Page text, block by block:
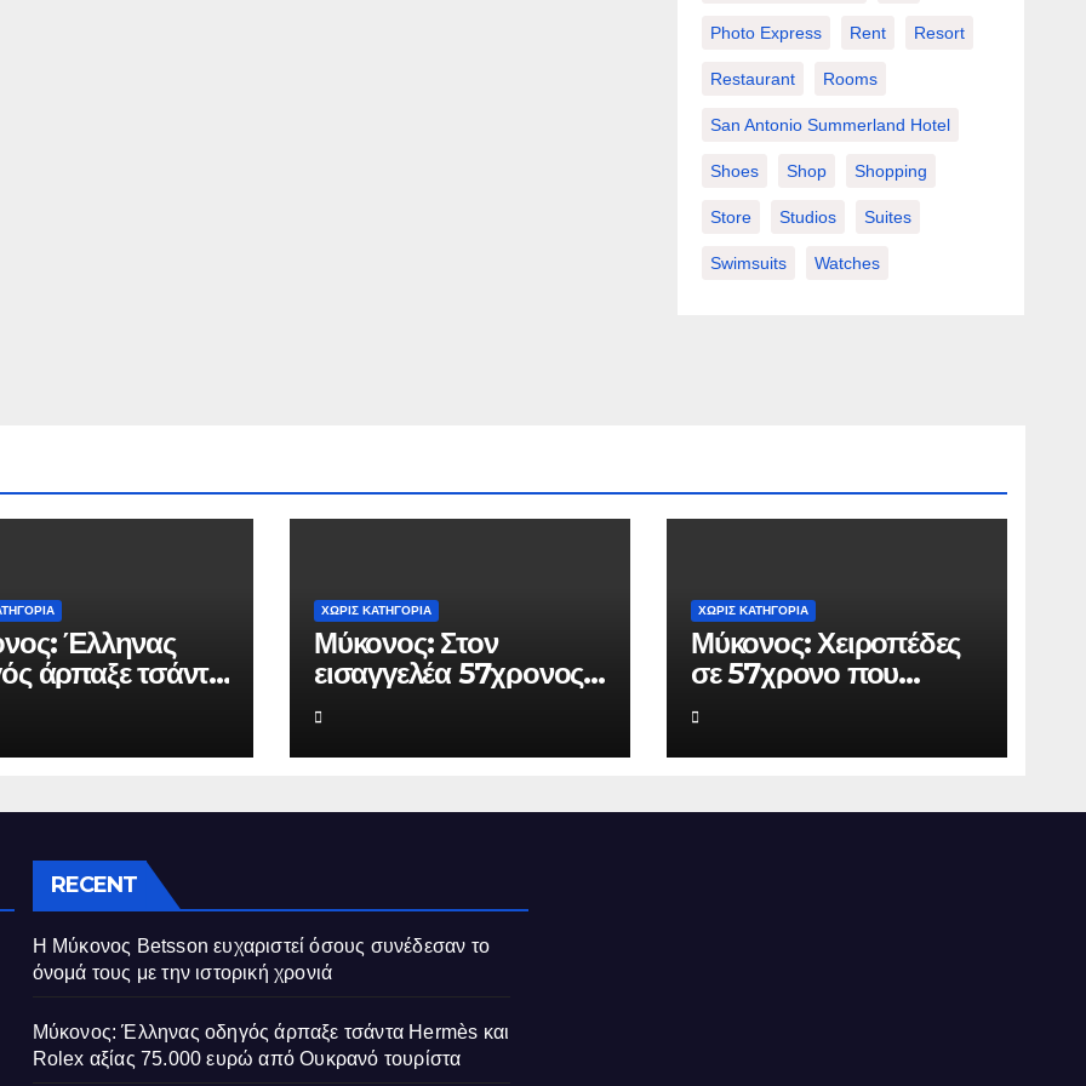
Photo Express Rent Resort
Restaurant Rooms
San Antonio Summerland Hotel
Shoes Shop Shopping
Store Studios Suites
Swimsuits Watches
Έλληνας
άρπαξε τσάντα
και Rolex
75.000 ευρώ
ΧΩΡΊΣ ΚΑΤΗΓΟΡΊΑ
Μύκονος: Στον
εισαγγελέα 57χρονος
που απαιτούσε από
επιχειρηματία 80.000
ευρώ για να μην κάνει
ΧΩΡΊΣ ΚΑΤΗΓΟΡΊΑ
Μύκονος: Χειροπέδες
σε 57χρονο που
φέρεται να εκβίαζε
επιχείρηση για να
«θάψει» ψευδείς
RECENT
Η Μύκονος Betsson ευχαριστεί όσους συνέδεσαν το
όνομά τους με την ιστορική χρονιά
Μύκονος: Έλληνας οδηγός άρπαξε τσάντα Hermès και
Rolex αξίας 75.000 ευρώ από Ουκρανό τουρίστα